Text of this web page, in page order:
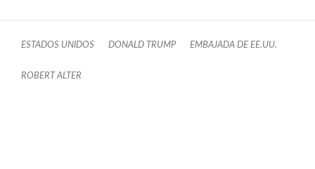
ESTADOS UNIDOS DONALD TRUMP EMBAJADA DE EE.UU.
ROBERT ALTER